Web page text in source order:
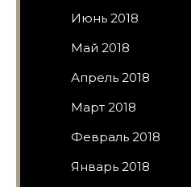
Июнь 2018
Май 2018
Апрель 2018
Март 2018
Февраль 2018
Январь 2018